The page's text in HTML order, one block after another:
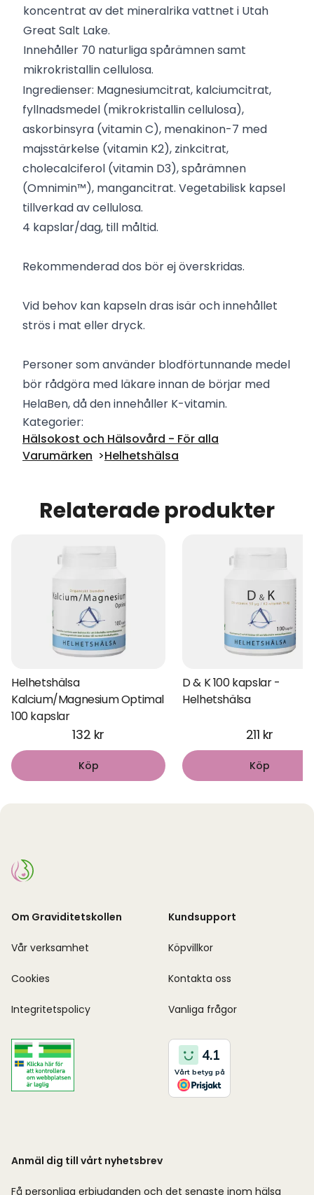
koncentrat av det mineralrika vattnet i Utah
Great Salt Lake.
Innehåller 70 naturliga spårämnen samt
mikrokristallin cellulosa.
Ingredienser: Magnesiumcitrat, kalciumcitrat,
fyllnadsmedel (mikrokristallin cellulosa),
askorbinsyra (vitamin C), menakinon-7 med
majsstärkelse (vitamin K2), zinkcitrat,
cholecalciferol (vitamin D3), spårämnen
(Omnimin™), mangancitrat. Vegetabilisk kapsel
tillverkad av cellulosa.
4 kapslar/dag, till måltid.
Rekommenderad dos bör ej överskridas.
Vid behov kan kapseln dras isär och innehållet
strös i mat eller dryck.
Personer som använder blodförtunnande medel
bör rådgöra med läkare innan de börjar med
HelaBen, då den innehåller K-vitamin.
Kategorier:
Hälsokost och Hälsovård - För alla
Varumärken
Helhetshälsa
Relaterade produkter
Helhetshälsa
Kalcium/Magnesium Optimal
100 kapslar
132 kr
Köp
D & K 100 kapslar -
Helhetshälsa
211 kr
Köp
Om Graviditetskollen
Vår verksamhet
Cookies
Integritetspolicy
Kundsupport
Köpvillkor
Kontakta oss
Vanliga frågor
Anmäl dig till vårt nyhetsbrev
Få personliga erbjudanden och det senaste inom hälsa